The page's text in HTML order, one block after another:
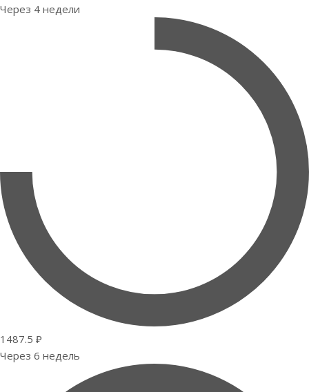
Через 4 недели
1487.5 ₽
Через 6 недель